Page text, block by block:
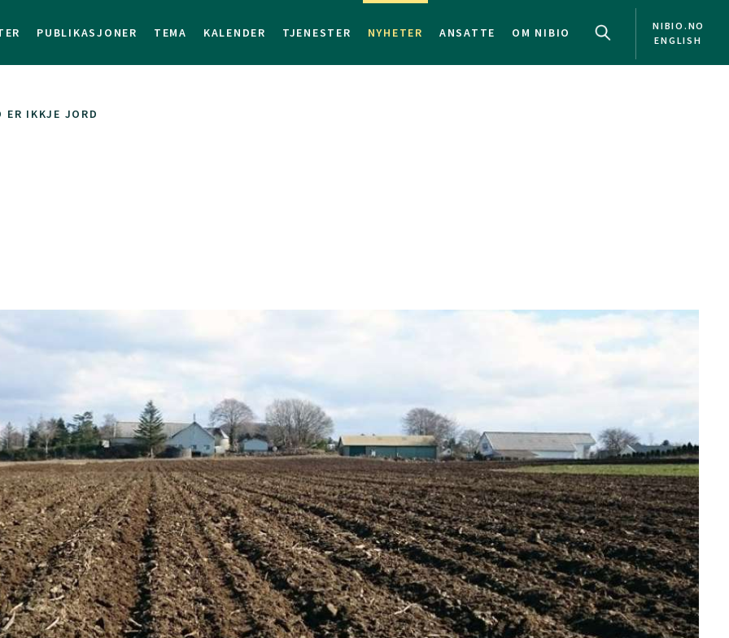
PUBLIKASJONER TEMA KALENDER TJENESTER NYHETER ANSATTE OM NIBIO
NIBIO.NO
ENGLISH
ER IKKJE JORD